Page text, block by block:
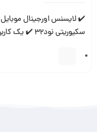
✔️ لایسنس اورجینال موبایل
سکیوریتی نود32 ✔️ یک کاربر